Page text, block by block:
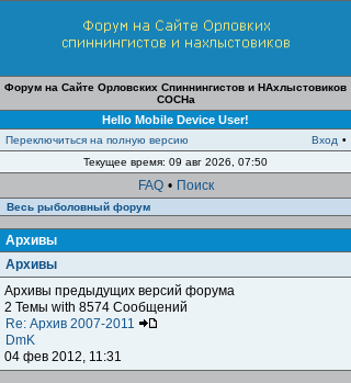
Форум на Сайте Орловских Спиннингистов и НАхлыстовиков
СОСНа
Hello Mobile Device User!
Переключиться на полную версию Вход •
Текущее время: 09 авг 2026, 07:50
FAQ • Поиск
Весь рыболовный форум
Архивы
Архивы
Архивы предыдущих версий форума
2 Темы with 8574 Сообщений
Re: Архив 2007-2011
DmK
04 фев 2012, 11:31